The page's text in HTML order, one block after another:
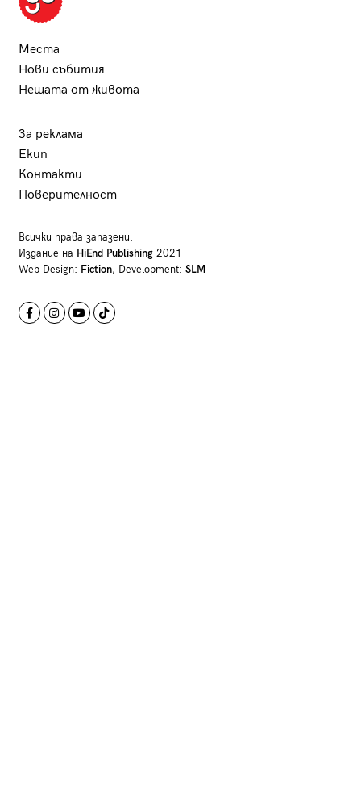
Места
Нови събития
Нещата от живота
За реклама
Екип
Контакти
Поверителност
Всички права запазени.
Издание на HiEnd Publishing2021
Web Design: Fiction, Development: SLM